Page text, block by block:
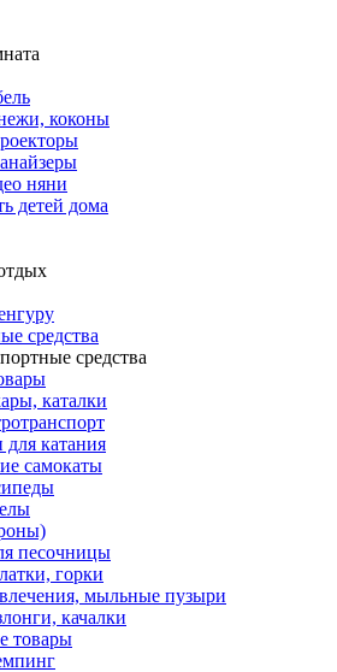
коконы
няни
детей дома
средства
средства
каталки
для катания
самокаты
песочницы
горки
мыльные пузыри
качалки
товары